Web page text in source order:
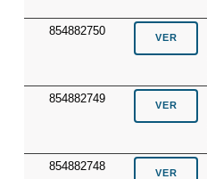
854882750
854882749
854882748